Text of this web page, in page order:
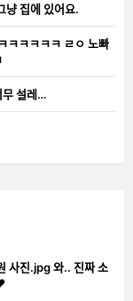
집에 있어요.
ㅋㅋㅋㅋㅋ ㄹㅇ 노빠
설레…
사진.jpg 와.. 진짜 소